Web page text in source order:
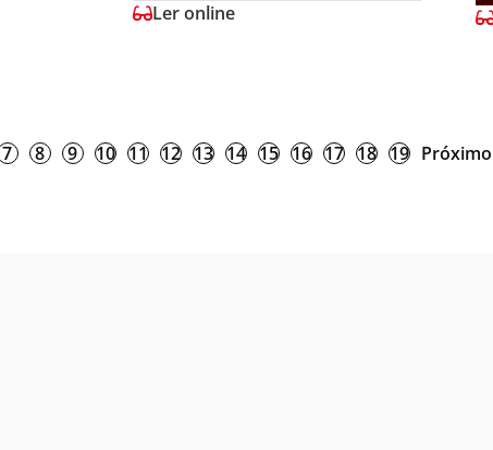
Ler online
7 8 9 10 11 12 13 14 15 16 17 18 19 Próximo